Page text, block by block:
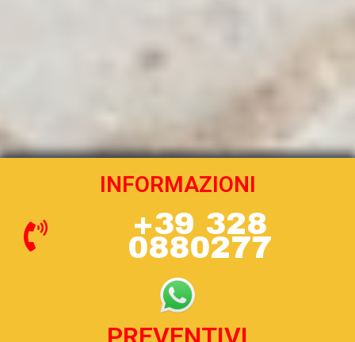
INFORMAZIONI
+39 328
0880277